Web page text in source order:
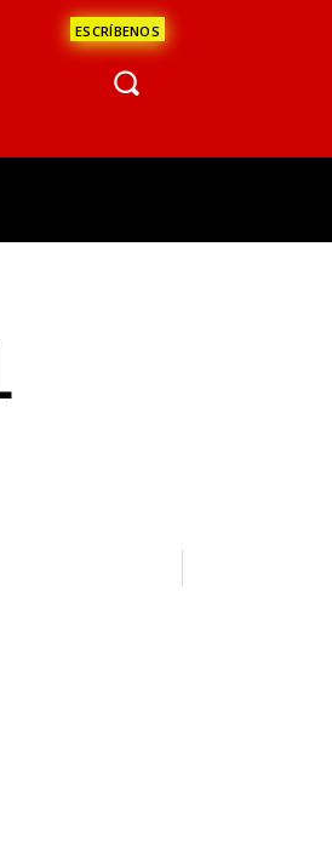
ESCRÍBENOS
| GUADALAJARA 1510 AM | LA PAZ